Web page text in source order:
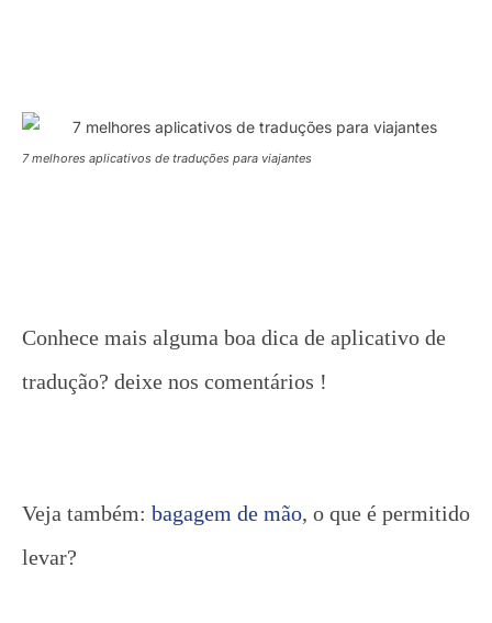
7 melhores aplicativos de traduções para viajantes
Conhece mais alguma boa dica de aplicativo de
tradução? deixe nos comentários !
Veja também: bagagem de mão, o que é permitido
levar?